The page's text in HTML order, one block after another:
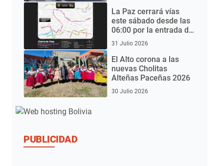
eléctricos
La Paz cerrará vías
este sábado desde las
06:00 por la entrada del
Gran Poder 2026
31 Julio 2026
El Alto corona a las
nuevas Cholitas
Alteñas Paceñas 2026
30 Julio 2026
PUBLICIDAD